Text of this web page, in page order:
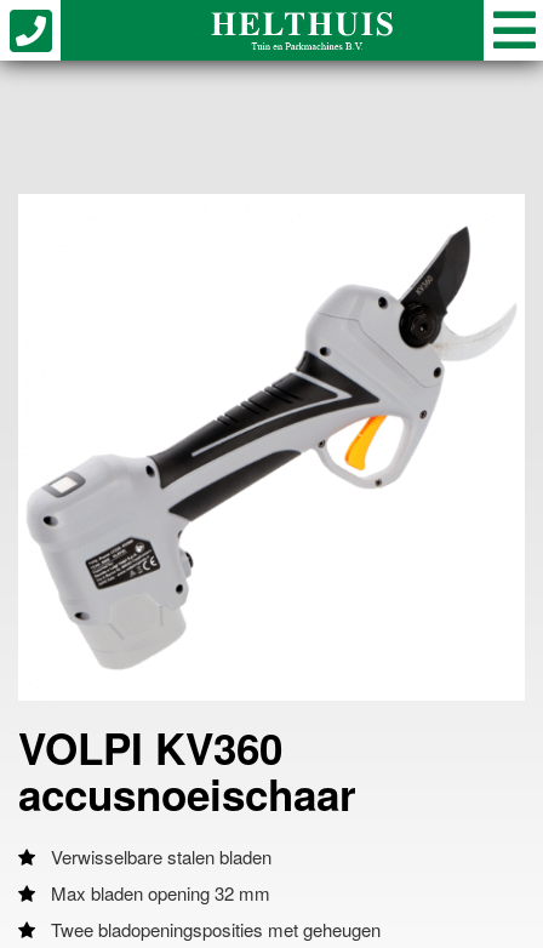
VOLPI KV360
accusnoeischaar
Verwisselbare stalen bladen
Max bladen opening 32 mm
Twee bladopeningsposities met geheugen